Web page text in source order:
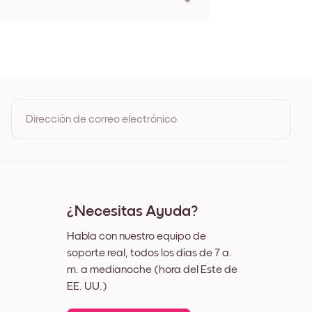
Lienzo
Dirección de correo electrónico
¿Necesitas Ayuda?
Habla con nuestro equipo de
soporte real, todos los días de 7 a.
m. a medianoche (hora del Este de
EE. UU.)